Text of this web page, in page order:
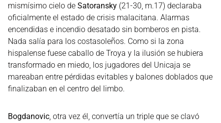
mismísimo cielo de Satoransky (21-30, m.17) declaraba
oficialmente el estado de crisis malacitana. Alarmas
encendidas e incendio desatado sin bomberos en pista.
Nada salía para los costasoleños. Como si la zona
hispalense fuese caballo de Troya y la ilusión se hubiera
transformado en miedo, los jugadores del Unicaja se
mareaban entre pérdidas evitables y balones doblados que
finalizaban en el centro del limbo.
Bogdanovic, otra vez él, convertía un triple que se clavó